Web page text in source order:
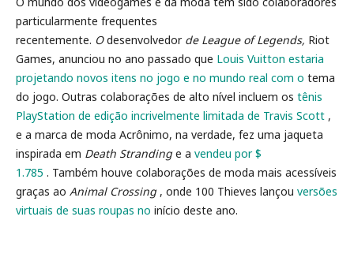
particularmente frequentes
recentemente. Odesenvolvedor de League of Legends, Riot
Games, anunciou no ano passado que Louis Vuitton estaria
projetando novos itens no jogo e no mundo real com o tema
do jogo. Outras colaborações de alto nível incluem os tênis
PlayStation de edição incrivelmente limitada de Travis Scott ,
e a marca de moda Acrônimo, na verdade, fez uma jaqueta
inspirada em Death Strandinge a vendeu por $
1.785 . Também houve colaborações de moda mais acessíveis
graças ao Animal Crossing, onde 100 Thieves lançou versões
virtuais de suas roupas no início deste ano.